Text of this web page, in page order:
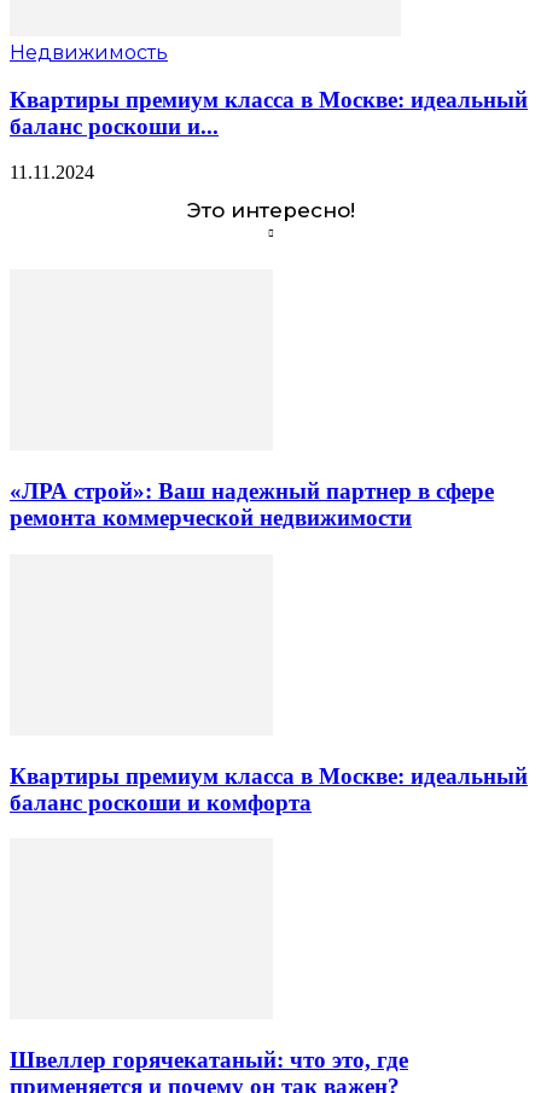
Недвижимость
Квартиры премиум класса в Москве: идеальный
баланс роскоши и...
11.11.2024
Это интересно!
«ЛРА строй»: Ваш надежный партнер в сфере
ремонта коммерческой недвижимости
Квартиры премиум класса в Москве: идеальный
баланс роскоши и комфорта
Швеллер горячекатаный: что это, где
применяется и почему он так важен?